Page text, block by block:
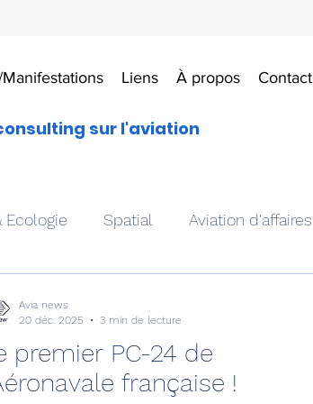
Liens À propos Contact
sur l'aviation
Ecologie Spatial Aviation d'affaires
expérimental Formation aéronautique
premier PC-24 de
française !
Avia news
20 déc. 2025
3 min de lecture